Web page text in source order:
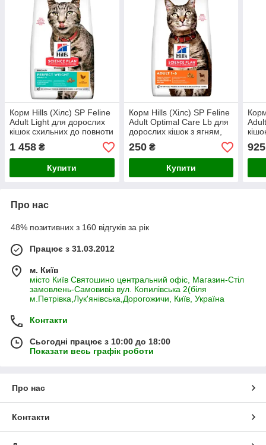
Корм Hills (Хілс) SP Feline
Adult Light для дорослих
кішок схильних до повноти
1 458 ₴
Купити
Корм Hills (Хілс) SP Feline
Adult Optimal Care Lb для
дорослих кішок з ягням,
250₴
Купити
925
Про нас
48% позитивних з 160 відгуків за рік
Працює з 31.03.2012
м. Київ
місто Київ Святошино центральний офіс, Магазин-Стіл
замовлень-Самовивіз вул. Копилівська 2(біля
м.Петрівка,Лук'янівська,Дорогожичи, Київ, Україна
Контакти
Сьогодні працює з 10:00 до 18:00
Показати весь графік роботи
Про нас
Контакти